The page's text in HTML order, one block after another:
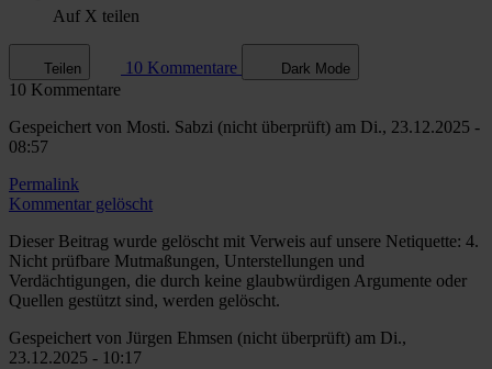
Auf X teilen
Teilen 10 Kommentare Dark Mode
10 Kommentare
Gespeichert von Mosti. Sabzi (nicht überprüft) am Di., 23.12.2025 -
08:57
Permalink
Kommentar gelöscht
Dieser Beitrag wurde gelöscht mit Verweis auf unsere Netiquette: 4.
Nicht prüfbare Mutmaßungen, Unterstellungen und
Verdächtigungen, die durch keine glaubwürdigen Argumente oder
Quellen gestützt sind, werden gelöscht.
Gespeichert von Jürgen Ehmsen (nicht überprüft) am Di.,
23.12.2025 - 10:17